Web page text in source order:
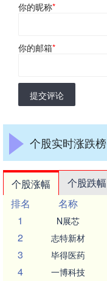
你的昵称*
你的邮箱*
提交评论
个股实时涨跌榜
个股涨幅 个股跌幅
排名
名称
1
N展芯
2 志特新材
3 毕得医药
4 一博科技